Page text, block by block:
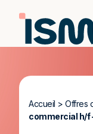
Accueil > Offres
commercial h/f